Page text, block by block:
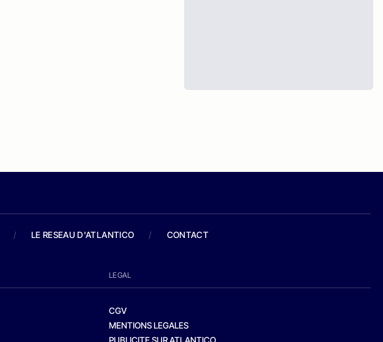
/ LE RESEAU D'ATLANTICO / CONTACT
LEGAL
CGV
MENTIONS LEGALES
PUBLICITE SUR ATLANTICO